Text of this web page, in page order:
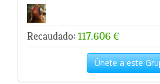
Recaudado: 117.606 €
Únete a este